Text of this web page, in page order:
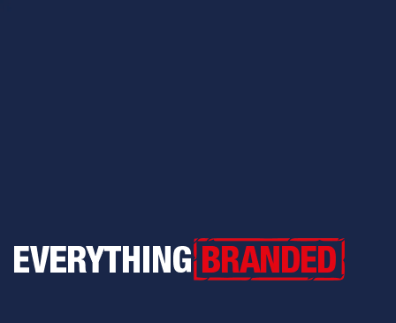
Everything Branded